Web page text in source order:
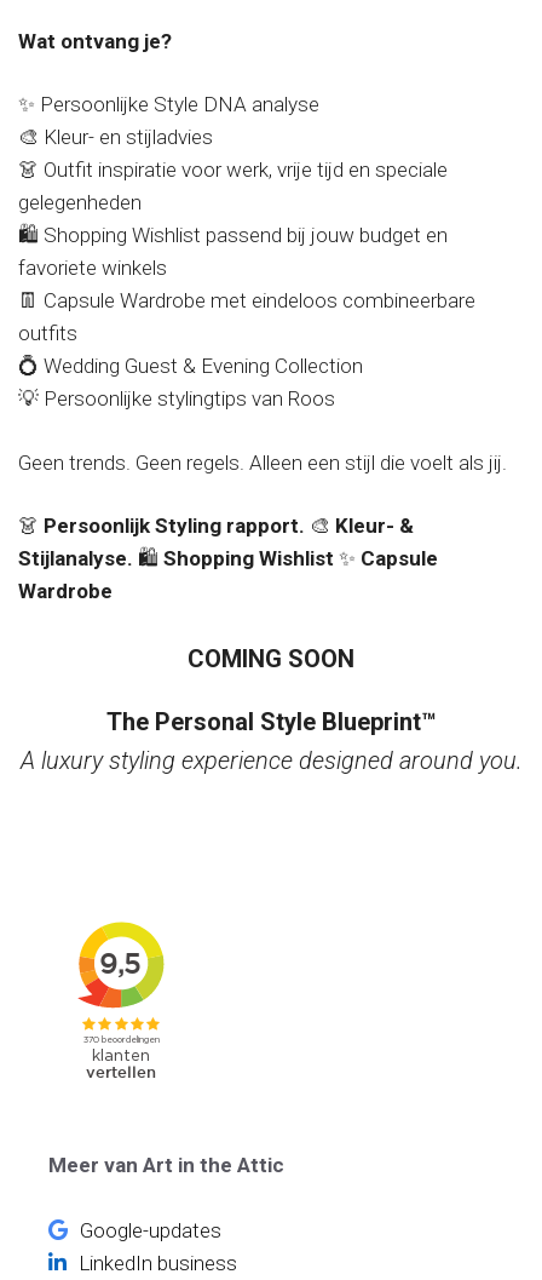
Wat ontvang je?
✨ Persoonlijke Style DNA analyse
🎨 Kleur- en stijladvies
👗 Outfit inspiratie voor werk, vrije tijd en speciale
gelegenheden
🛍️ Shopping Wishlist passend bij jouw budget en
favoriete winkels
👖 Capsule Wardrobe met eindeloos combineerbare
outfits
💍 Wedding Guest & Evening Collection
💡 Persoonlijke stylingtips van Roos
Geen trends. Geen regels. Alleen een stijl die voelt als jij.
👗 Persoonlijk Styling rapport. 🎨 Kleur- &
Stijlanalyse. 🛍️ Shopping Wishlist ✨ Capsule
Wardrobe
COMING SOON
The Personal Style Blueprint™
A luxury styling experience designed around you.
Meer van Art in the Attic
Google-updates
LinkedIn business